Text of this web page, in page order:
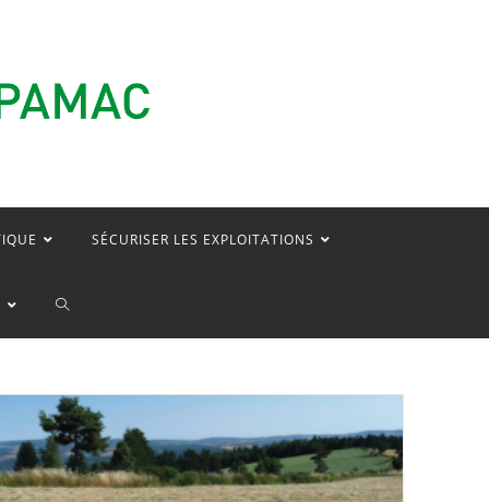
SÉCURISER LES EXPLOITATIONS
TOGGLE
SEARCH